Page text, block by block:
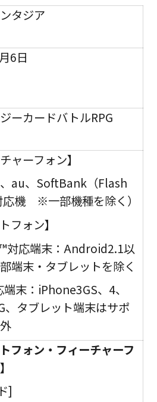
タジア
6日
ーカードバトルRPG
ャーフォン】
au、SoftBank（Flash
機 ※一部機種を除く）
フォン】
応端末：Android2.1以
末・タブレットを除く
末：iPhone3GS、4、
タブレット端末はサポ
トフォン・フィーチャーフ
]